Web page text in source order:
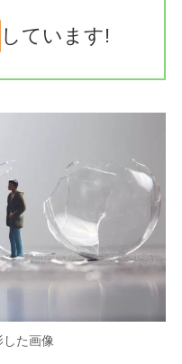
しています!
した画像